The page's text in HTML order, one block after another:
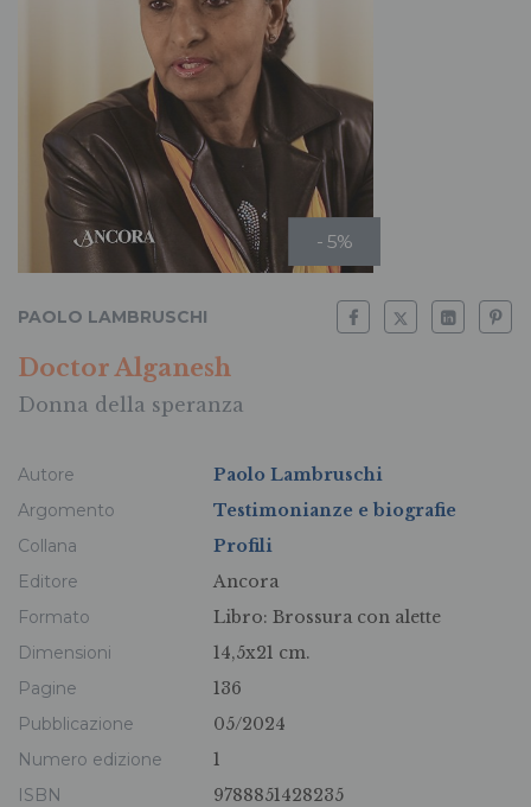
- 5%
PAOLO LAMBRUSCHI
Doctor Alganesh
Donna della speranza
Autore
Paolo Lambruschi
Argomento
Testimonianze e biografie
Collana
Profili
Editore
Ancora
Formato
Libro: Brossura con alette
Dimensioni
14,5x21 cm.
Pagine
136
Pubblicazione
05/2024
Numero edizione
1
ISBN
9788851428235